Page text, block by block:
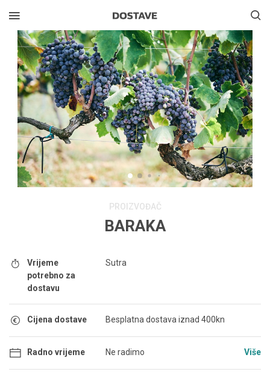
PROIZVOĐAČ
BARAKA
Vrijeme
potrebno za
dostavu
Sutra
Cijena dostave Besplatna dostava iznad 400kn
Radno vrijeme Ne radimo Više